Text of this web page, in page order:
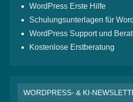
WordPress Erste Hilfe
Schulungsunterlagen für
WordPress Support und
Kostenlose Erstberatung
WORDPRESS- & KI-